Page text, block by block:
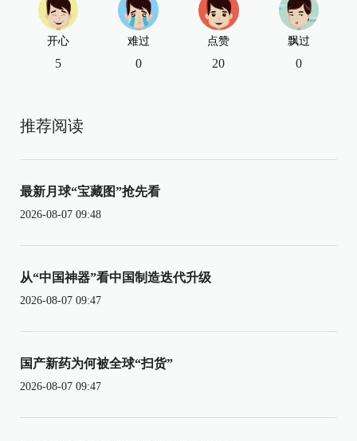
开心
5
难过
0
点赞
20
飘过
0
推荐阅读
最新月球“宝藏图”抢先看
2026-08-07 09:48
从“中国神器”看中国制造迭代升级
2026-08-07 09:47
国产新药为何被全球“扫货”
2026-08-07 09:47